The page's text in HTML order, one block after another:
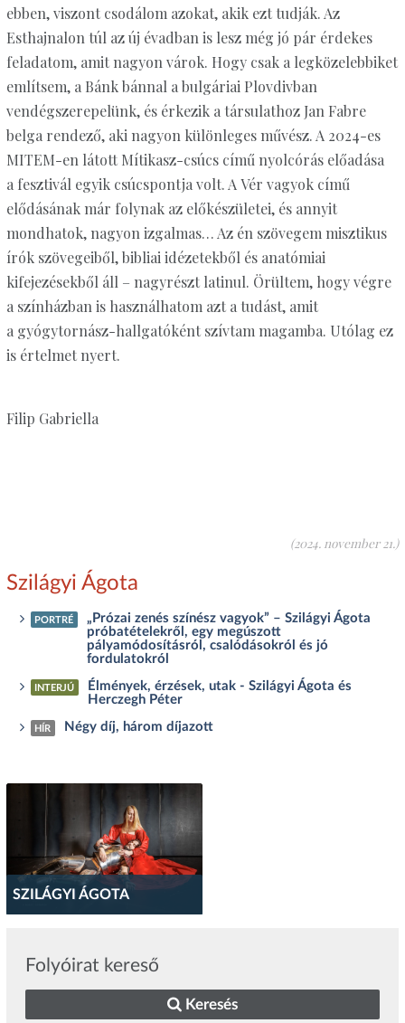
ebben, viszont csodálom azokat, akik ezt tudják. Az
Esthajnalon túl az új évadban is lesz még jó pár érdekes
feladatom, amit nagyon várok. Hogy csak a legközelebbiket
említsem, a Bánk bánnal a bulgáriai Plovdivban
vendégszerepelünk, és érkezik a társulathoz Jan Fabre
belga rendező, aki nagyon különleges művész. A 2024-es
MITEM-en látott Mítikasz-csúcs című nyolcórás előadása
a fesztivál egyik csúcspontja volt. A Vér vagyok című
elődásának már folynak az előkészületei, és annyit
mondhatok, nagyon izgalmas… Az én szövegem misztikus
írók szövegeiből, bibliai idézetekből és anatómiai
kifejezésekből áll – nagyrészt latinul. Örültem, hogy végre
a színházban is használhatom azt a tudást, amit
a gyógytornász-hallgatóként szívtam magamba. Utólag ez
is értelmet nyert.
Filip Gabriella
(2024. november 21.)
Szilágyi Ágota
PORTRÉ
„Prózai zenés színész vagyok” – Szilágyi Ágota
próbatételekről, egy megúszott
pályamódosításról, csalódásokról és jó
fordulatokról
INTERJÚ
Élmények, érzések, utak - Szilágyi Ágota és
Herczegh Péter
HÍR Négy díj, három díjazott
SZILÁGYI ÁGOTA
Folyóirat kereső
Keresés